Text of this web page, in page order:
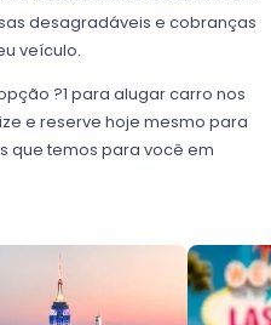
desagradáveis e cobranças
veículo.
?1 para alugar carro nos
e reserve hoje mesmo para
que temos para você em